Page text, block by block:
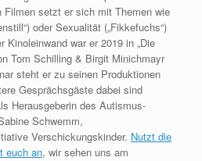
Filmen setzt er sich mit Themen wie
oder Sexualität („Fikkefuchs“)
Kinoleinwand war er 2019 in „Die
Tom Schilling & Birgit Minichmayr
steht er zu seinen Produktionen
Gesprächsgäste dabei sind
Herausgeberin des Autismus-
Schwemm,
Verschickungskinder. Nutzt die
euch an, wir sehen uns am